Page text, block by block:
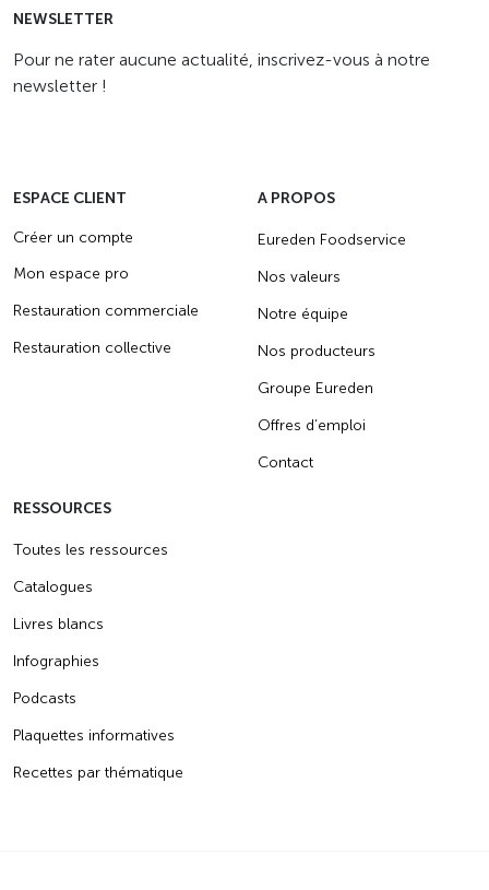
NEWSLETTER
Pour ne rater aucune actualité, inscrivez-vous à notre
newsletter !
ESPACE CLIENT
Créer un compte
Mon espace pro
Restauration commerciale
Restauration collective
A PROPOS
Eureden Foodservice
Nos valeurs
Notre équipe
Nos producteurs
Groupe Eureden
Offres d’emploi
Contact
RESSOURCES
Toutes les ressources
Catalogues
Livres blancs
Infographies
Podcasts
Plaquettes informatives
Recettes par thématique